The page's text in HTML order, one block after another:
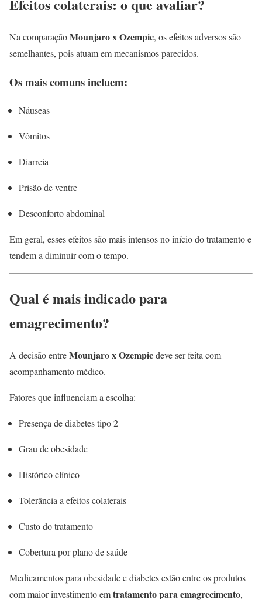
Efeitos colaterais: o que avaliar?
Na comparaçãoMounjaro x Ozempic, os efeitos adversos são
semelhantes, pois atuam em mecanismos parecidos.
Os mais comuns incluem:
Náuseas
Vômitos
Diarreia
Prisão de ventre
Desconforto abdominal
Em geral, esses efeitos são mais intensos no início do tratamento e
tendem a diminuir com o tempo.
Qual é mais indicado para
emagrecimento?
A decisão entreMounjaro x Ozempicdeve ser feita com
acompanhamento médico.
Fatores que influenciam a escolha:
Presença de diabetes tipo 2
Grau de obesidade
Histórico clínico
Tolerância a efeitos colaterais
Custo do tratamento
Cobertura por plano de saúde
Medicamentos para obesidade e diabetes estão entre os produtos
com maior investimento emtratamento para emagrecimento,